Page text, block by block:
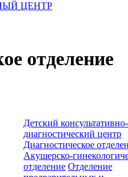
ЦЕНТР
отделение
Детский консультативно-
диагностический центр
Диагностическое
Акушерско-
отделение Отделение